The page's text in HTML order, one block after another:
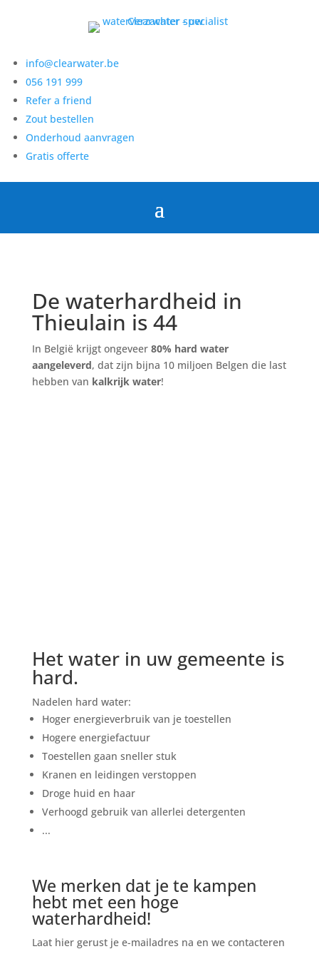
info@clearwater.be
056 191 999
Refer a friend
Zout bestellen
Onderhoud aanvragen
Gratis offerte
De waterhardheid in
Thieulain is 44
In België krijgt ongeveer 80% hard water
aangeleverd, dat zijn bijna 10 miljoen Belgen die last
hebben van kalkrijk water!
Het water in uw gemeente is
hard.
Nadelen hard water:
Hoger energieverbruik van je toestellen
Hogere energiefactuur
Toestellen gaan sneller stuk
Kranen en leidingen verstoppen
Droge huid en haar
Verhoogd gebruik van allerlei detergenten
...
We merken dat je te kampen
hebt met een hoge
waterhardheid!
Laat hier gerust je e-mailadres na en we contacteren